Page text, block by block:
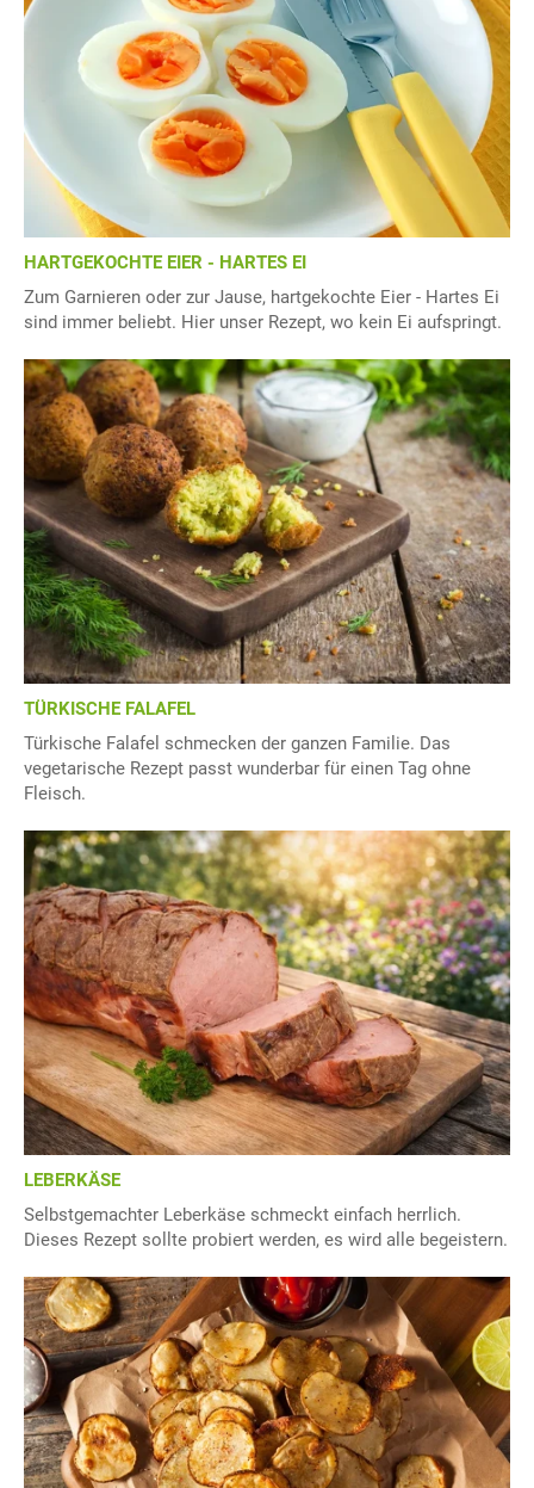
HARTGEKOCHTE EIER - HARTES EI
Zum Garnieren oder zur Jause, hartgekochte Eier - Hartes Ei
sind immer beliebt. Hier unser Rezept, wo kein Ei aufspringt.
TÜRKISCHE FALAFEL
Türkische Falafel schmecken der ganzen Familie. Das
vegetarische Rezept passt wunderbar für einen Tag ohne
Fleisch.
LEBERKÄSE
Selbstgemachter Leberkäse schmeckt einfach herrlich.
Dieses Rezept sollte probiert werden, es wird alle begeistern.